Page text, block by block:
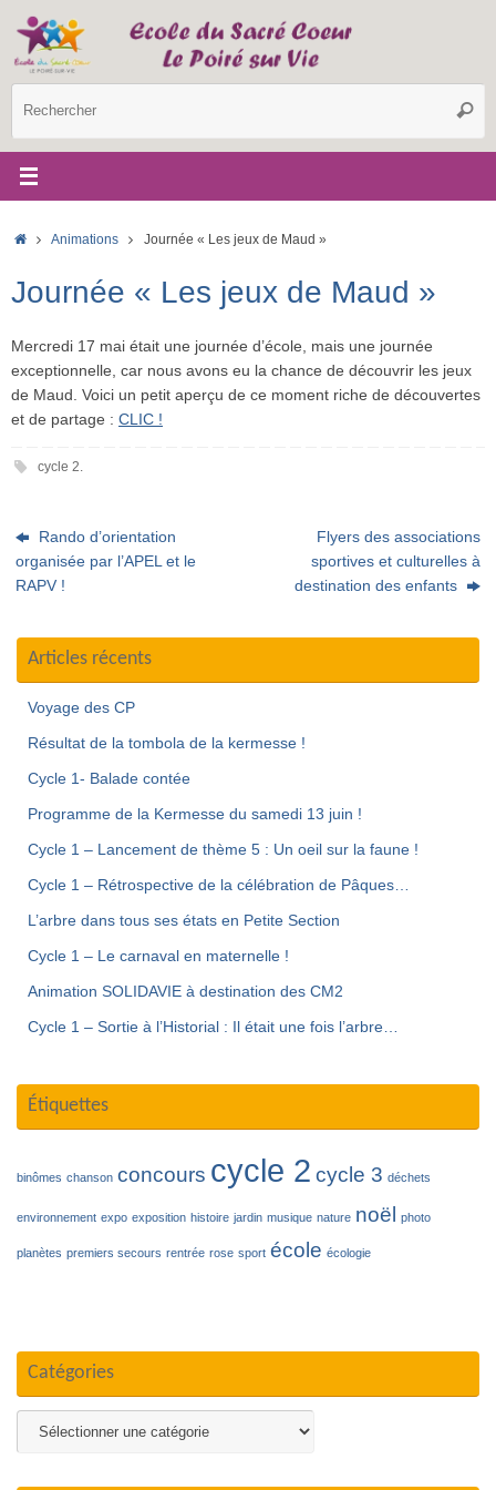
contenu
Accueil
Animations Journée « Les jeux de Maud »
Journée « Les jeux de Maud »
Mercredi 17 mai était une journée d’école, mais une journée
exceptionnelle, car nous avons eu la chance de découvrir les jeux
de Maud. Voici un petit aperçu de ce moment riche de découvertes
et de partage : CLIC !
cycle 2.
Rando d’orientation
organisée par l’APEL et le
RAPV !
Flyers des associations
sportives et culturelles à
destination des enfants
Articles récents
Voyage des CP
Résultat de la tombola de la kermesse !
Cycle 1- Balade contée
Programme de la Kermesse du samedi 13 juin !
Cycle 1 – Lancement de thème 5 : Un oeil sur la faune !
Cycle 1 – Rétrospective de la célébration de Pâques…
L’arbre dans tous ses états en Petite Section
Cycle 1 – Le carnaval en maternelle !
Animation SOLIDAVIE à destination des CM2
Cycle 1 – Sortie à l’Historial : Il était une fois l’arbre…
Étiquettes
binômes chanson concours cycle 2 cycle 3 déchets
environnement expo exposition histoire jardin musique nature noël photo
planètes premiers secours rentrée rose sport école écologie
Catégories